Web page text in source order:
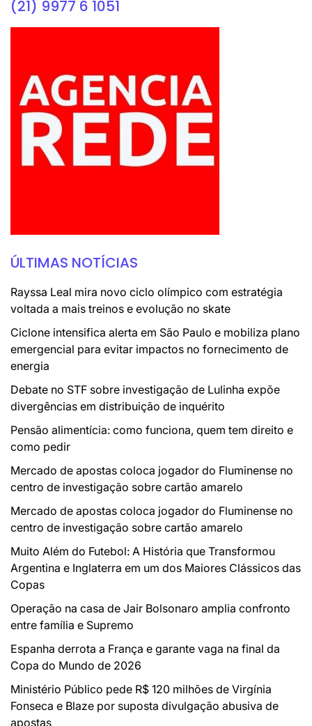
(21) 9977 6 1051
ÚLTIMAS NOTÍCIAS
Rayssa Leal mira novo ciclo olímpico com estratégia
voltada a mais treinos e evolução no skate
Ciclone intensifica alerta em São Paulo e mobiliza plano
emergencial para evitar impactos no fornecimento de
energia
Debate no STF sobre investigação de Lulinha expõe
divergências em distribuição de inquérito
Pensão alimentícia: como funciona, quem tem direito e
como pedir
Mercado de apostas coloca jogador do Fluminense no
centro de investigação sobre cartão amarelo
Mercado de apostas coloca jogador do Fluminense no
centro de investigação sobre cartão amarelo
Muito Além do Futebol: A História que Transformou
Argentina e Inglaterra em um dos Maiores Clássicos das
Copas
Operação na casa de Jair Bolsonaro amplia confronto
entre família e Supremo
Espanha derrota a França e garante vaga na final da
Copa do Mundo de 2026
Ministério Público pede R$ 120 milhões de Virgínia
Fonseca e Blaze por suposta divulgação abusiva de
apostas